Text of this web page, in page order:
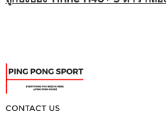
CONTACT US